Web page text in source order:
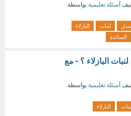
أسئلة تعليمية بواسطة
لنبات
البازلاء
السائدة
البازلاء ؟ - مع
أسئلة تعليمية بواسطة
البازلاء